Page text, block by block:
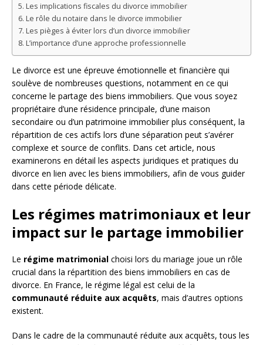
Les implications fiscales du divorce immobilier
Le rôle du notaire dans le divorce immobilier
Les pièges à éviter lors d’un divorce immobilier
L’importance d’une approche professionnelle
Le divorce est une épreuve émotionnelle et financière qui
soulève de nombreuses questions, notamment en ce qui
concerne le partage des biens immobiliers. Que vous soyez
propriétaire d’une résidence principale, d’une maison
secondaire ou d’un patrimoine immobilier plus conséquent, la
répartition de ces actifs lors d’une séparation peut s’avérer
complexe et source de conflits. Dans cet article, nous
examinerons en détail les aspects juridiques et pratiques du
divorce en lien avec les biens immobiliers, afin de vous guider
dans cette période délicate.
Les régimes matrimoniaux et leur
impact sur le partage immobilier
Le régime matrimonial choisi lors du mariage joue un rôle
crucial dans la répartition des biens immobiliers en cas de
divorce. En France, le régime légal est celui de la
communauté réduite aux acquêts, mais d’autres options
existent.
Dans le cadre de la communauté réduite aux acquêts, tous les